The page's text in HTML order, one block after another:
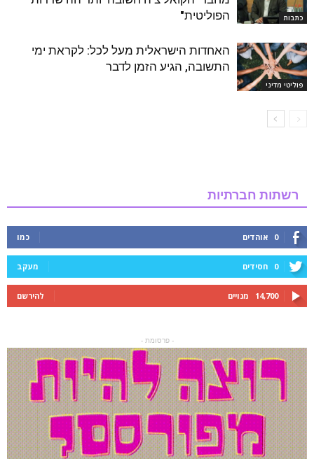
כתבות
הפוליטית"
פוליטי מדיני
האחדות הישראלית מעל לכל: לקראת ימי
התשובה, הגיע הזמן לדבר
רשתות חברתיות
0 אוהדים כמו
0 חסידים מעקב
14,700 מנויים להירשם
- פרסומת -